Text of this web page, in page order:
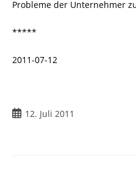
Probleme der Unternehmer
*****
2011-07-12
12. Juli 2011